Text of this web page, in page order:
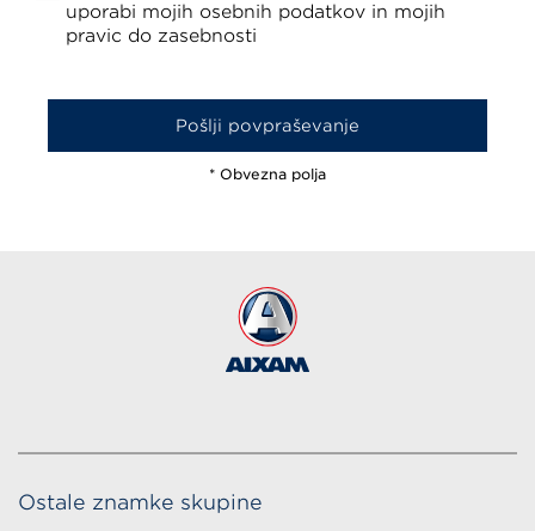
uporabi mojih osebnih podatkov in mojih
pravic do zasebnosti
* Obvezna polja
Ostale znamke skupine